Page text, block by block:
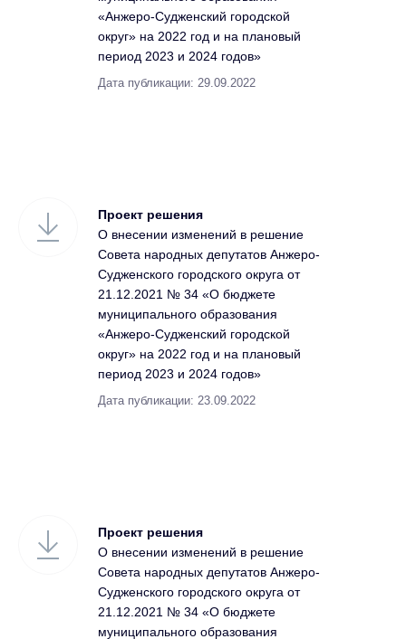
«Анжеро-Судженский городской
округ» на 2022 год и на плановый
период 2023 и 2024 годов»
Дата публикации: 29.09.2022
Проект решения
О внесении изменений в решение
Совета народных депутатов Анжеро-
Судженского городского округа от
21.12.2021 № 34 «О бюджете
муниципального образования
«Анжеро-Судженский городской
округ» на 2022 год и на плановый
период 2023 и 2024 годов»
Дата публикации: 23.09.2022
Проект решения
О внесении изменений в решение
Совета народных депутатов Анжеро-
Судженского городского округа от
21.12.2021 № 34 «О бюджете
муниципального образования